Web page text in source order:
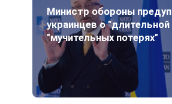
Министр обороны
украинцев о "длительной
"мучительных потерях"